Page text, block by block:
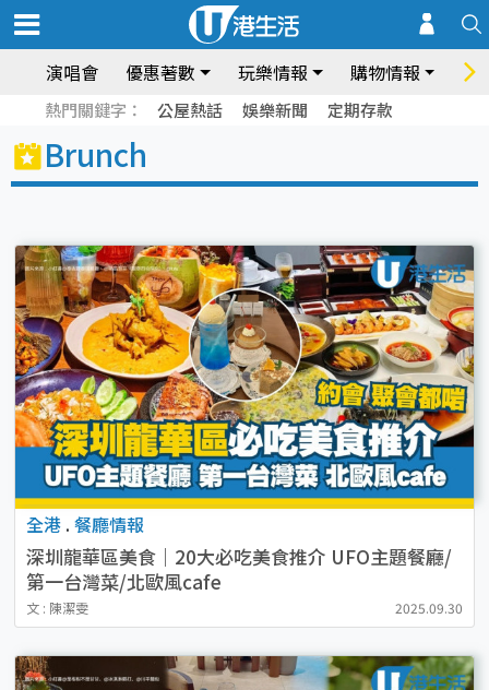
演唱會 優惠著數 玩樂情報 購物情報 飲
熱門關鍵字： 公屋熱話 娛樂新聞 定期存款
Brunch
全港 . 餐廳情報
深圳龍華區美食｜20大必吃美食推介 UFO主題餐廳/
第一台灣菜/北歐風cafe
文 : 陳潔雯 2025.09.30